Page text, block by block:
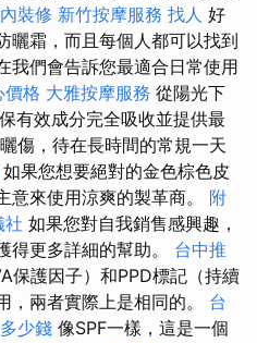
裝修 新竹按摩服務 找人 好
曬霜，而且每個人都可以找到
我們會告訴您最適合日常使用
價格 大雅按摩服務 從陽光下
有效成分完全吸收並提供最
傷，待在長時間的常規一天
如果您想要絕對的金色棕色皮
意來使用涼爽的製革商。 附
社 如果您對自我銷售感興趣，
得更多詳細的幫助。 台中推
保護因子）和PPD標記（持續
，兩者實際上是相同的。 台
少錢 像SPF一樣，這是一個